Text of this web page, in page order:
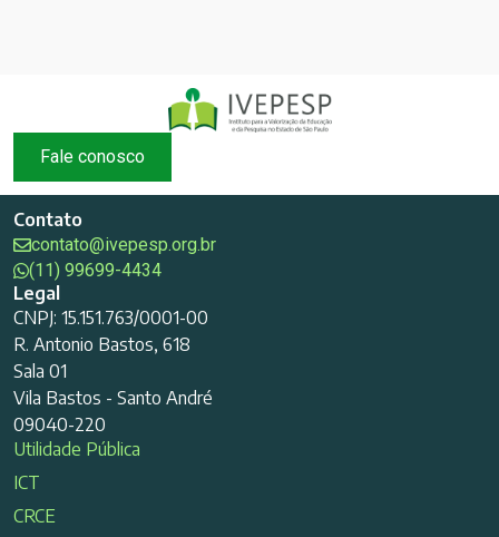
Fale conosco
Contato
contato@ivepesp.org.br
(11) 99699-4434
Legal
CNPJ: 15.151.763/0001-00
R. Antonio Bastos, 618
Sala 01
Vila Bastos - Santo André
09040-220
Utilidade Pública
ICT
CRCE